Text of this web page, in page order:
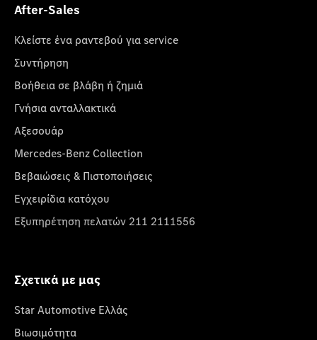
After-Sales
Κλείστε ένα ραντεβού για service
Συντήρηση
Βοήθεια σε βλάβη ή ζημιά
Γνήσια ανταλλακτικά
Αξεσουάρ
Mercedes-Benz Collection
Βεβαιώσεις & Πιστοποιήσεις
Εγχειρίδια κατόχου
Εξυπηρέτηση πελατών 211 2111556
Σχετικά με μας
Star Automotive Ελλάς
Βιωσιμότητα